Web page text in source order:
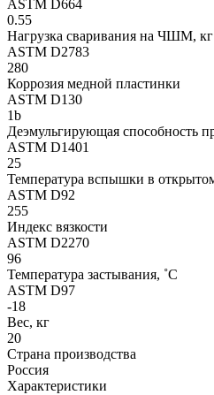
ASTM D664
0.55
Нагрузка сваривания на ЧШМ, кг
ASTM D2783
280
Коррозия медной пластинки
ASTM D130
1b
Деэмульгирующая способность
ASTM D1401
25
Температура вспышки в
ASTM D92
255
Индекс вязкости
ASTM D2270
96
Температура застывания, ˚C
ASTM D97
-18
Вес, кг
20
Страна производства
Россия
Характеристики